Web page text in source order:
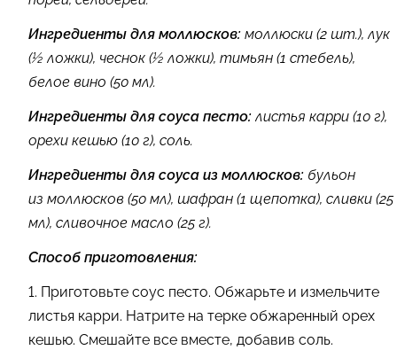
Ингредиенты для моллюсков: моллюски (2 шт.), лук
(½ ложки), чеснок (½ ложки), тимьян (1 стебель),
белое вино (50 мл).
Ингредиенты для соуса песто: листья карри (10 г),
орехи кешью (10 г), соль.
Ингредиенты для соуса из моллюсков: бульон
из моллюсков (50 мл), шафран (1 щепотка), сливки (25
мл), сливочное масло (25 г).
Способ приготовления:
1. Приготовьте соус песто. Обжарьте и измельчите
листья карри. Натрите на терке обжаренный орех
кешью. Смешайте все вместе, добавив соль.